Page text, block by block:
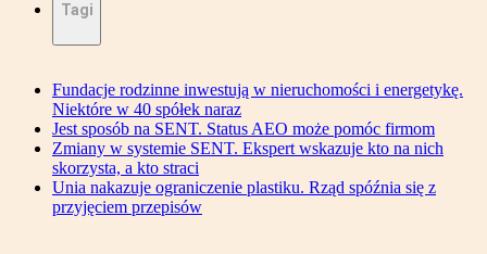
Tagi
Fundacje rodzinne inwestują w nieruchomości i energetykę.
Niektóre w 40 spółek naraz
Jest sposób na SENT. Status AEO może pomóc firmom
Zmiany w systemie SENT. Ekspert wskazuje kto na nich
skorzysta, a kto straci
Unia nakazuje ograniczenie plastiku. Rząd spóźnia się z
przyjęciem przepisów